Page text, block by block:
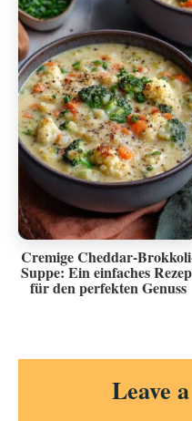
Cremige Cheddar-
Suppe: Ein einfaches
für den perfekten Genuss
Reader
Interactions
Leave